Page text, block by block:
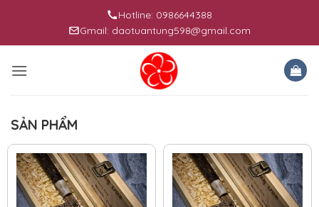
content
Hotline: 0986644388
Gmail: daotuantung598@gmail.com
SẢN PHẨM